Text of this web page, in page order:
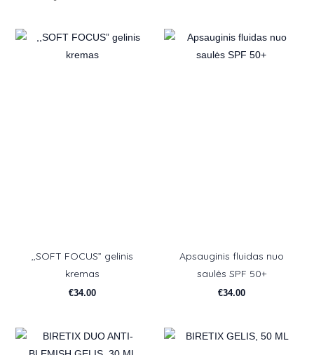
,,SOFT FOCUS” gelinis
kremas
€34.00
Apsauginis fluidas nuo
saulės SPF 50+
€34.00